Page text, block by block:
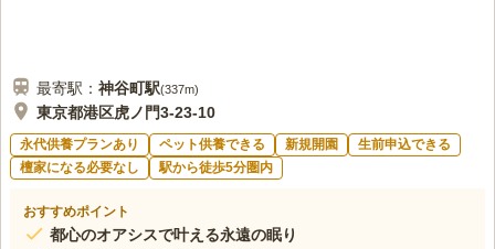
最寄駅： 神谷町駅(337m)
東京都港区虎ノ門3-23-10
永代供養プランあり ペット供養できる 新規開園
生前申込できる
檀家になる必要なし
駅から徒歩5分圏内
おすすめポイント
都心のオアシスで叶える永遠の眠り